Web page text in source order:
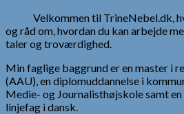
Velkommen til TrineNebel.dk,
og råd om, hvordan du kan arbejde
taler og troværdighed.
Min faglige baggrund er en master i
(AAU), en diplomuddannelse i
Medie- og Journalisthøjskole samt
linjefag i dansk.